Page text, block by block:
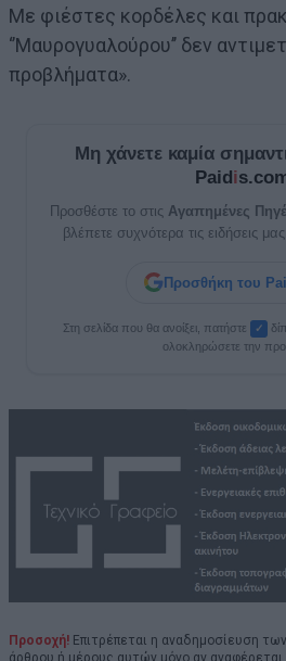
Με φιέστες κορδέλες και
‘’Μαυρογυαλούρου’’ δεν
προβλήματα».
Μη χάνετε καμία
Paidi
Προσθέστε το στις Αγαπημένες
βλέπετε συχνότερα τις ειδήσεις
Προσθήκη του
Στη σελίδα που θα ανοίξει, πατήστε ✓
ολοκληρώσετε την
Προσοχή! Επιτρέπεται η αναδημοσίευση